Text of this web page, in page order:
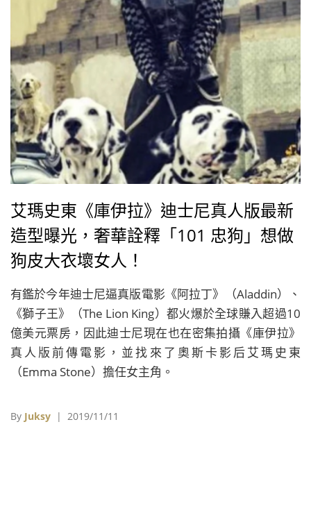
艾瑪史東《庫伊拉》迪士尼真人版最新
造型曝光，奢華詮釋「101 忠狗」想做
狗皮大衣壞女人！
有鑑於今年迪士尼逼真版電影《阿拉丁》（Aladdin）、
《獅子王》（The Lion King）都火爆於全球賺入超過10
億美元票房，因此迪士尼現在也在密集拍攝《庫伊拉》
真人版前傳電影，並找來了奧斯卡影后艾瑪史東
（Emma Stone）擔任女主角。
By Juksy | 2019/11/11